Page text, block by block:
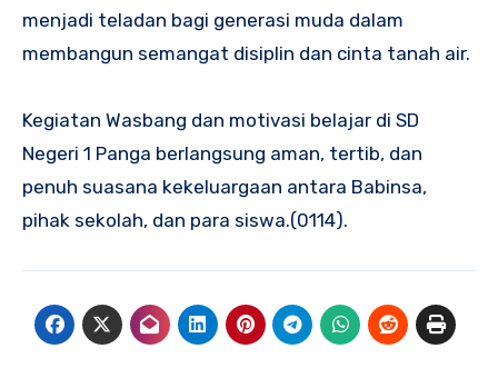
menjadi teladan bagi generasi muda dalam
membangun semangat disiplin dan cinta tanah air.
Kegiatan Wasbang dan motivasi belajar di SD
Negeri 1 Panga berlangsung aman, tertib, dan
penuh suasana kekeluargaan antara Babinsa,
pihak sekolah, dan para siswa.(0114).